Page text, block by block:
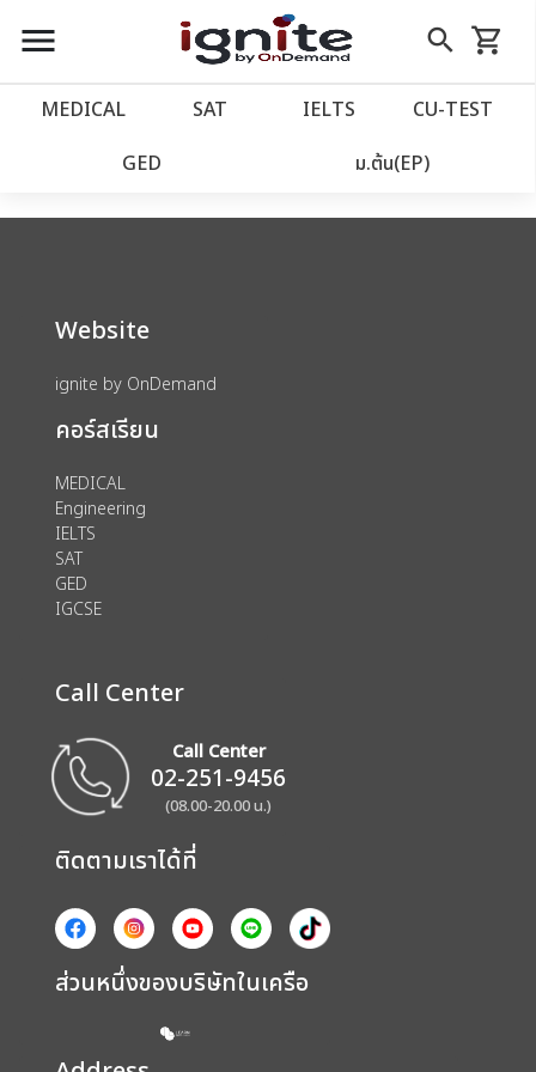
close
account_balance หน้าแรก
เว็บไซต์อิกไนท์
account_circle เข้าสู่ระบบ
assignment ลงทะเบียน
menu search
Skip
to
shopping_cart
รถเข็น
MEDICAL SAT IELTS CU‑TEST
GED ม.ต้น(EP)
We could not find anything for catalog
category view s sat subject test id 379
Website
ignite by OnDemand
คอร์สเรียน
MEDICAL
Engineering
IELTS
SAT
GED
IGCSE
Call Center
Call Center
02-251-9456
(08.00-20.00 น.)
ติดตามเราได้ที่
ส่วนหนึ่งของบริษัทในเครือ